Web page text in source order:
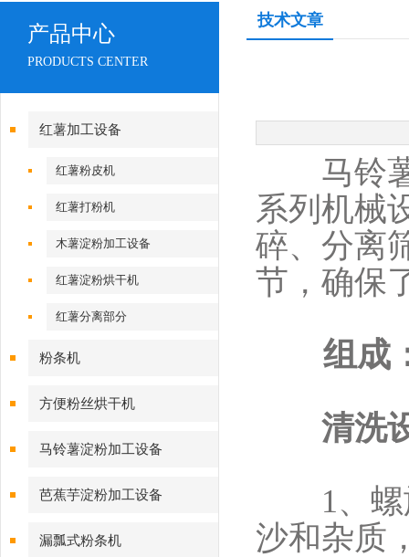
产品中心
PRODUCTS CENTER
红薯加工设备
红薯粉皮机
红薯打粉机
木薯淀粉加工设备
红薯淀粉烘干机
红薯分离部分
粉条机
方便粉丝烘干机
马铃薯淀粉加工设备
芭蕉芋淀粉加工设备
漏瓢式粉条机
技术文章
马铃薯
系列机械
碎、分离
节，确保
组成
清洗
1、螺旋
沙和杂质